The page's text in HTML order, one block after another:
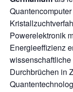
Powerelektronik
Energieeffizienz
Durchbrüchen in